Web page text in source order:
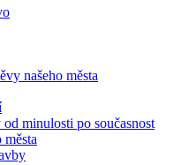
našeho města
minulosti po současnost
města